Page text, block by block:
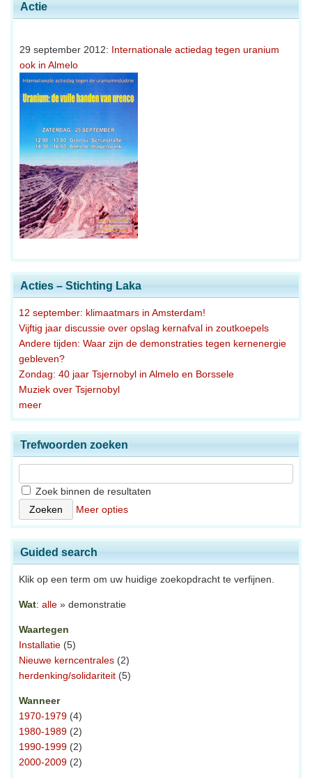
Actie
29 september 2012: Internationale actiedag tegen uranium
ook in Almelo
Acties – Stichting Laka
12 september: klimaatmars in Amsterdam!
Vijftig jaar discussie over opslag kernafval in zoutkoepels
Andere tijden: Waar zijn de demonstraties tegen kernenergie
gebleven?
Zondag: 40 jaar Tsjernobyl in Almelo en Borssele
Muziek over Tsjernobyl
meer
Trefwoorden zoeken
Zoek binnen de resultaten
Meer opties
Guided search
Klik op een term om uw huidige zoekopdracht te verfijnen.
Wat: alle » demonstratie
Waartegen
Installatie (5)
Nieuwe kerncentrales (2)
herdenking/solidariteit (5)
Wanneer
1970-1979 (4)
1980-1989 (2)
1990-1999 (2)
2000-2009 (2)